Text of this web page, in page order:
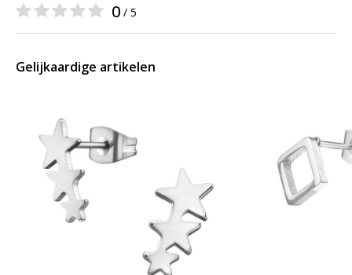
0 / 5
Gelijkaardige artikelen